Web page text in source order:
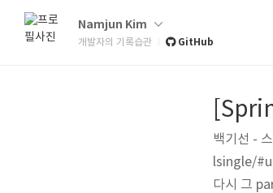
Namjun Kim
개발자의 기록습관 GitHub
백기선 -
lsingle/
다시 그